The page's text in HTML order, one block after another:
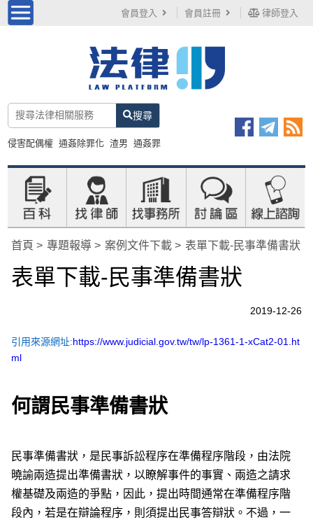
會員登入 會員註冊 律師登入
搜尋
侵害配偶權 通姦除罪化 渣男 通姦罪
首頁 專題報導 案例文件下載 表單下載-民事準備書狀
表單下載-民事準備書狀
2019-12-26
引用來源網址:https://www.judicial.gov.tw/tw/lp-1361-1-xCat2-01.ht
ml
何謂民事準備書狀
民事準備書狀，是民事訴訟程序在準備程序階段，由法院
曉諭兩造提出準備書狀，以瞭解事件的事實、兩造之請求
權基礎及兩造的爭點，因此，提出時間通常在準備程序階
段內，若是在辯論程序，則須提出民事答辯狀。不過，一